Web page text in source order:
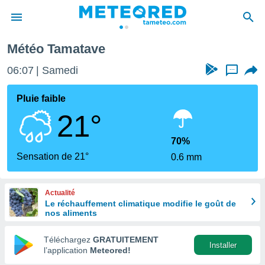
de
par
en
Météo Tamatave
06:07 Samedi ...
Pluie faible
21°
Sensation de 21°
70%
0.6 mm
Actualité
Le réchauffement climatique modifie le goût de
nos aliments
Téléchargez GRATUITEMENT
l’application Meteored!
Installer